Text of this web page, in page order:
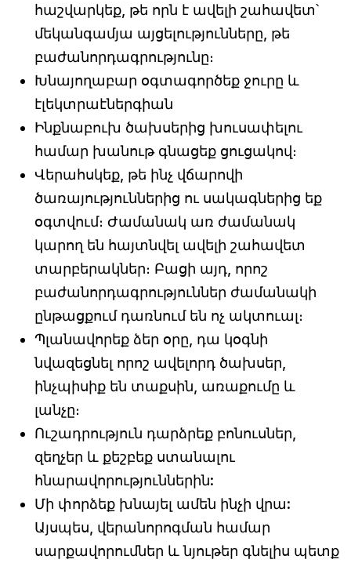
հաշվարկեք, թե որն է ավելի շահավետ՝
մեկանգամյա այցելությունները, թե
բաժանորդագրությունը։
Խնայողաբար օգտագործեք ջուրը և
էլեկտրաէներգիան
Ինքնաբուխ ծախսերից խուսափելու
համար խանութ գնացեք ցուցակով։
Վերահսկեք, թե ինչ վճարովի
ծառայություններից ու սակագներից եք
օգտվում։ Ժամանակ առ ժամանակ
կարող են հայտնվել ավելի շահավետ
տարբերակներ։ Բացի այդ, որոշ
բաժանորդագրություններ ժամանակի
ընթացքում դառնում են ոչ ակտուալ։
Պլանավորեք ձեր օրը, դա կօգնի
նվազեցնել որոշ ավելորդ ծախսեր,
ինչպիսիք են տաքսին, առաքումը և
լանչը։
Ուշադրություն դարձրեք բոնուսներ,
զեղչեր և քեշբեք ստանալու
հնարավորություններին:
Մի փորձեք խնայել ամեն ինչի վրա:
Այսպես, վերանորոգման համար
սարքավորումներ և նյութեր գնելիս պետք